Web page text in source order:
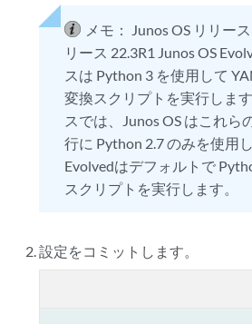
def generate_xml(match):
    """
Generate the XML tree for the RPC
:param: str match: interface match
    :returns: XML tree for the RPC output
    """
xml = etree.Element('interface-
    intf_list_xml = get_device_info(match)
    return xml
    for intf in root.xpath("/rpc-reply \
/*[local-name()='interface-
/*[local-name()='physical-
# retrieve data for the
name = intf.xpath("*[local-
oper_status =
# append the XML for each
xml_item = etree.Element('status-
status =
メモ：
Junos OS リリー
リース 22.3R1 Junos OS
スは Python 3 を使用して
変換スクリプトを実行しま
スでは、Junos OS はこれら
行に Python 2.7 のみを使用
Evolvedはデフォルトで
スクリプトを実行します。
設定をコミットします。